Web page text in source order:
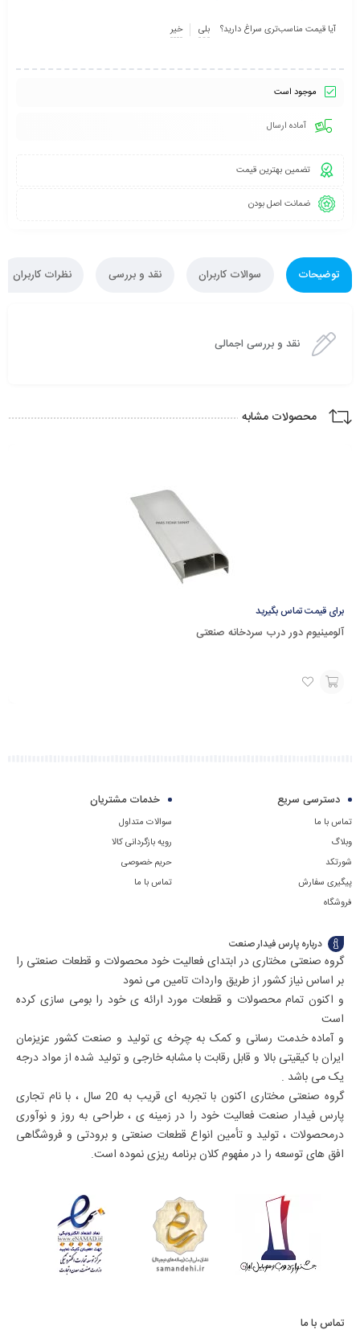
آیا قیمت مناسب‌تری سراغ دارید؟ بلی خیر
موجود است
آماده ارسال
تضمین بهترین قیمت
ضمانت اصل بودن
توضیحات سوالات کاربران نقد و بررسی نظرات کاربران
نقد و بررسی اجمالی
محصولات مشابه
برای قیمت تماس بگیرید
آلومینیوم دور درب سردخانه صنعتی
09129594771
تماس
بگیرید
دسترسی سریع
تماس با ما
وبلاگ
شورتکد
پیگیری سفارش
فروشگاه
خدمات مشتریان
سوالات متداول
رویه بازگردانی کالا
حریم خصوصی
تماس با ما
درباره پارس فیدار صنعت
گروه صنعتی مختاری در ابتدای فعالیت خود محصولات و قطعات صنعتی را
بر اساس نیاز کشور از طریق واردات تامین می نمود
و اکنون تمام محصولات و قطعات مورد ارائه ی خود را بومی سازی کرده
است
و آماده خدمت رسانی و کمک به چرخه ی تولید و صنعت کشور عزیزمان
ایران با کیقیتی بالا و قابل رقابت با مشابه خارجی و تولید شده از مواد درجه
یک می باشد .
گروه صنعتی مختاری اکنون با تجربه ای قریب به 20 سال ، با نام تجاری
پارس فیدار صنعت فعالیت خود را در زمینه ی ، طراحی به روز و نوآوری
درمحصولات ، تولید و تأمین انواع قطعات صنعتی و برودتی و فروشگاهی
افق های توسعه را در مفهوم کلان برنامه ریزی نموده است.
تماس با ما